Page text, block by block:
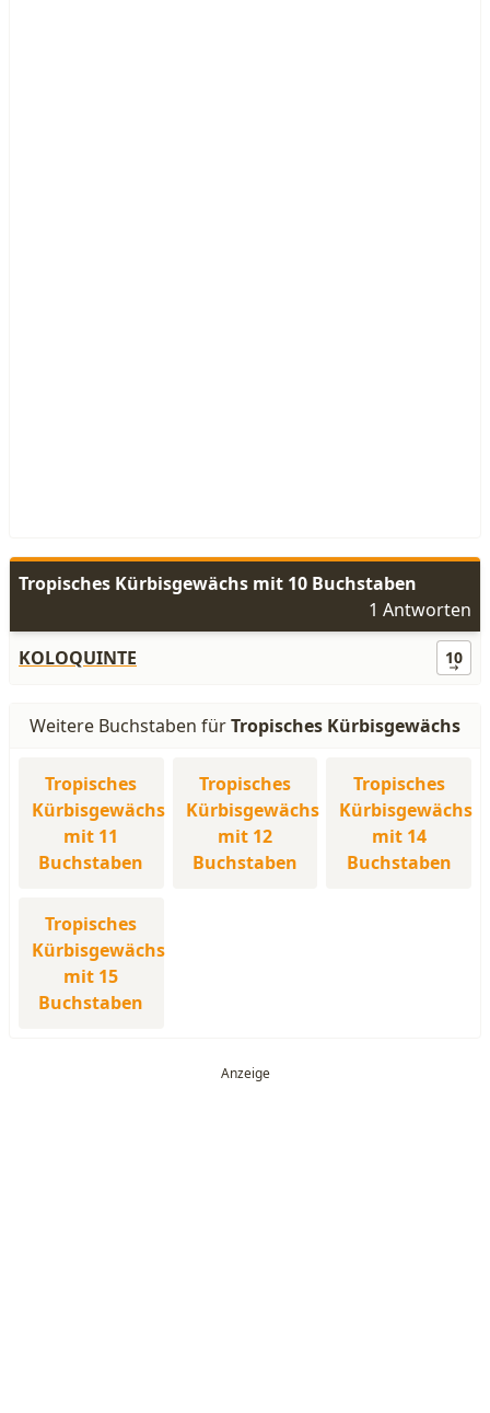
Tropisches Kürbisgewächs mit 10 Buchstaben
1 Antworten
KOLOQUINTE
10
Weitere Buchstaben fürTropisches Kürbisgewächs
Tropisches
Kürbisgewächs
mit 11
Buchstaben
Tropisches
Kürbisgewächs
mit 12
Buchstaben
Tropisches
Kürbisgewächs
mit 14
Buchstaben
Tropisches
Kürbisgewächs
mit 15
Buchstaben